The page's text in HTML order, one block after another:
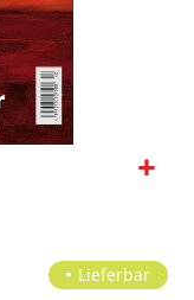
Lieferbar